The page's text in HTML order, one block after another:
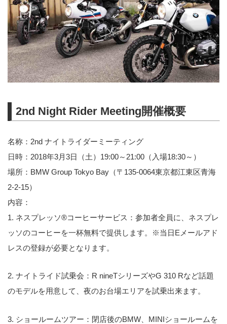
2nd Night Rider Meeting開催概要
名称：2nd ナイトライダーミーティング
日時：2018年3月3日（土）19:00～21:00（入場18:30～）
場所：BMW Group Tokyo Bay（〒135-0064東京都江東区青海
2-2-15）
内容：
1. ネスプレッソ®コーヒーサービス：参加者全員に、ネスプレ
ッソのコーヒーを一杯無料で提供します。※当日Eメールアド
レスの登録が必要となります。
2. ナイトライド試乗会：R nineTシリーズやG 310 Rなど話題
のモデルを用意して、夜のお台場エリアを試乗出来ます。
3. ショールームツアー：閉店後のBMW、MINIショールームを